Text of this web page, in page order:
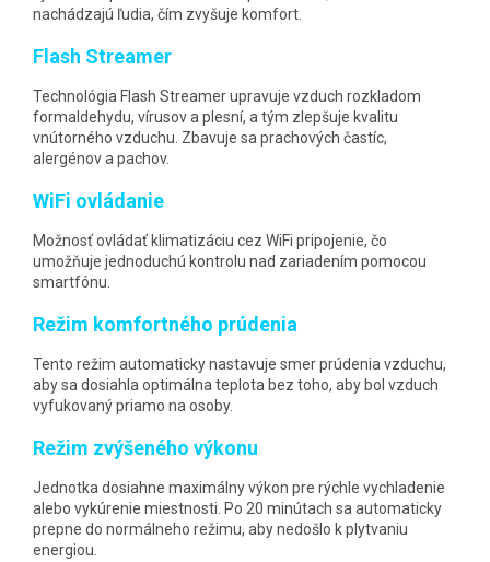
nachádzajú ľudia, čím zvyšuje komfort.
Flash Streamer
Technológia Flash Streamer upravuje vzduch rozkladom
formaldehydu, vírusov a plesní, a tým zlepšuje kvalitu
vnútorného vzduchu. Zbavuje sa prachových častíc,
alergénov a pachov.
WiFi ovládanie
Možnosť ovládať klimatizáciu cez WiFi pripojenie, čo
umožňuje jednoduchú kontrolu nad zariadením pomocou
smartfónu.
Režim komfortného prúdenia
Tento režim automaticky nastavuje smer prúdenia vzduchu,
aby sa dosiahla optimálna teplota bez toho, aby bol vzduch
vyfukovaný priamo na osoby.
Režim zvýšeného výkonu
Jednotka dosiahne maximálny výkon pre rýchle vychladenie
alebo vykúrenie miestnosti. Po 20 minútach sa automaticky
prepne do normálneho režimu, aby nedošlo k plytvaniu
energiou.